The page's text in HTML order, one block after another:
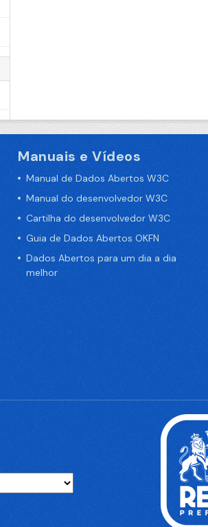
Manuais e Vídeos
Manual de Dados Abertos W3C
Manual do desenvolvedor W3C
Cartilha do desenvolvedor W3C
Guia de Dados Abertos OKFN
Dados Abertos para um dia a dia
melhor